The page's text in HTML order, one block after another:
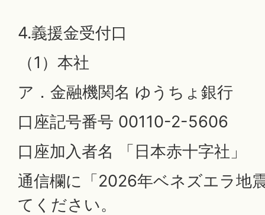
4.義援金受付口
（1）本社
ア．金融機関名 ゆうちょ銀行
口座記号番号 00110-2-5606
口座加入者名 「日本赤十字社」
通信欄に「2026年ベネズエラ地
てください。